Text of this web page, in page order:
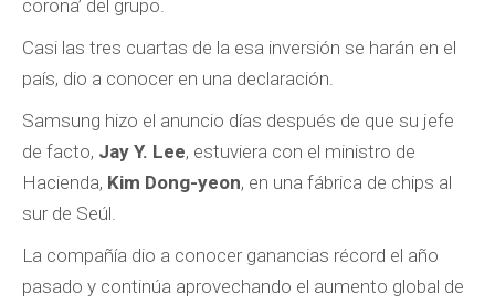
corona’ del grupo.
Casi las tres cuartas de la esa inversión se harán en el
país, dio a conocer en una declaración.
Samsung hizo el anuncio días después de que su jefe
de facto, Jay Y. Lee, estuviera con el ministro de
Hacienda, Kim Dong-yeon, en una fábrica de chips al
sur de Seúl.
La compañía dio a conocer ganancias récord el año
pasado y continúa aprovechando el aumento global de